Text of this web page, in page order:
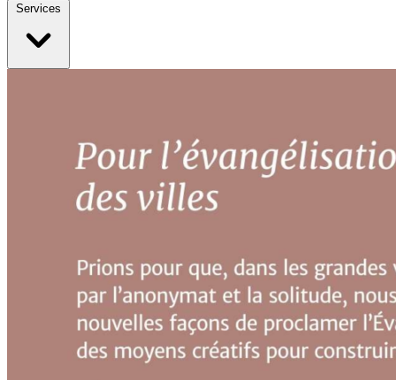
Services